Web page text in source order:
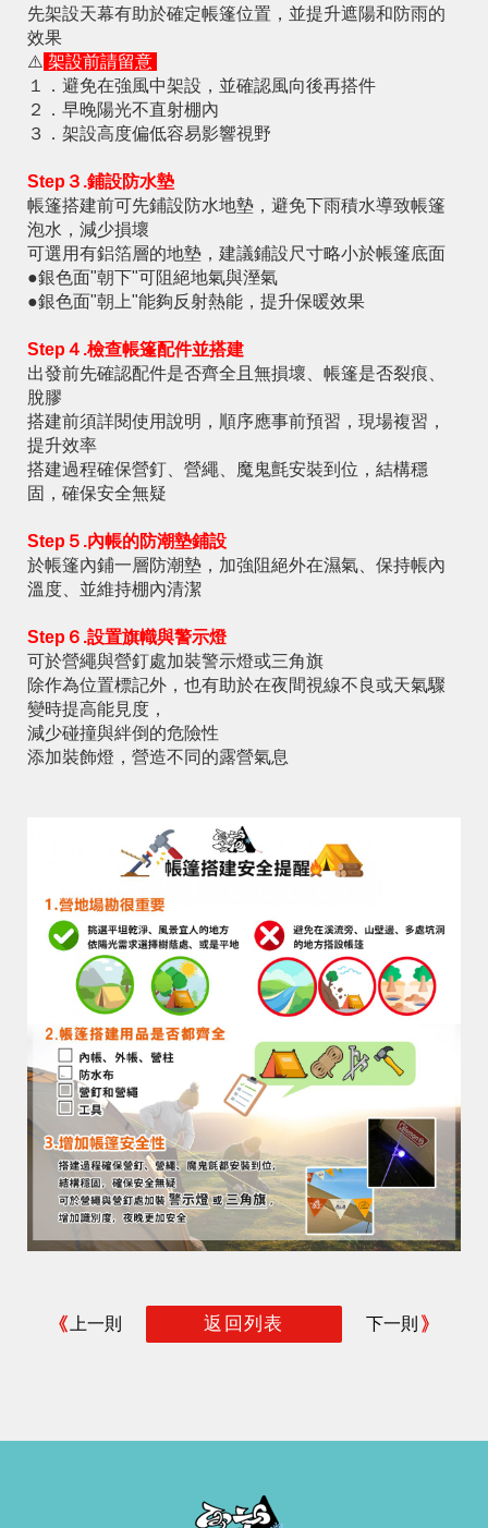
先架設天幕有助於確定帳篷位置，並提升遮陽和防雨的
效果
⚠️ 架設前請留意
１．避免在強風中架設，並確認風向後再搭件
２．早晚陽光不直射棚內
３．架設高度偏低容易影響視野
Step３.鋪設防水墊
帳篷搭建前可先鋪設防水地墊，避免下雨積水導致帳篷
泡水，減少損壞
可選用有鋁箔層的地墊，建議鋪設尺寸略小於帳篷底面
●銀色面"朝下"可阻絕地氣與溼氣
●銀色面"朝上"能夠反射熱能，提升保暖效果
Step４.檢查帳篷配件並搭建
出發前先確認配件是否齊全且無損壞、帳篷是否裂痕、
脫膠
搭建前須詳閱使用說明，順序應事前預習，現場複習，
提升效率
搭建過程確保營釘、營繩、魔鬼氈安裝到位，結構穩
固，確保安全無疑
Step５.內帳的防潮墊鋪設
於帳篷內鋪一層防潮墊，加強阻絕外在濕氣、保持帳內
溫度、並維持棚內清潔
Step６.設置旗幟與警示燈
可於營繩與營釘處加裝警示燈或三角旗
除作為位置標記外，也有助於在夜間視線不良或天氣驟
變時提高能見度，
減少碰撞與絆倒的危險性
添加裝飾燈，營造不同的露營氣息
上一則 返回列表 下一則